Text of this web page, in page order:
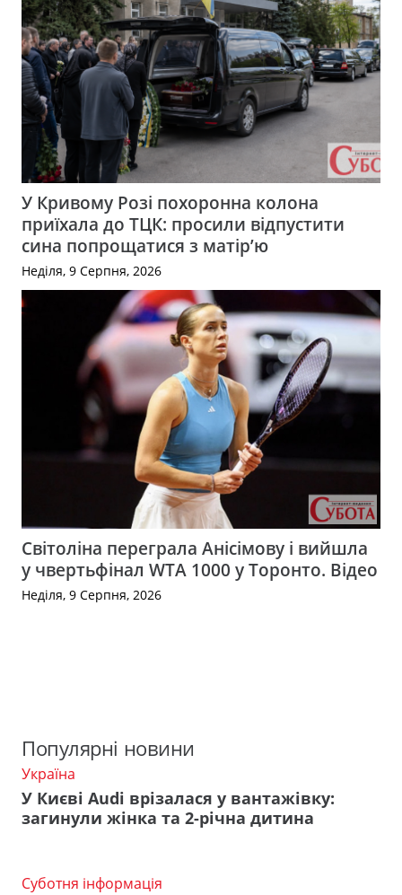
У Кривому Розі похоронна колона
приїхала до ТЦК: просили відпустити
сина попрощатися з матір’ю
Неділя, 9 Серпня, 2026
Світоліна переграла Анісімову і вийшла
у чвертьфінал WTA 1000 у Торонто. Відео
Неділя, 9 Серпня, 2026
Популярні новини
Україна
У Києві Audi врізалася у вантажівку:
загинули жінка та 2-річна дитина
Суботня інформація